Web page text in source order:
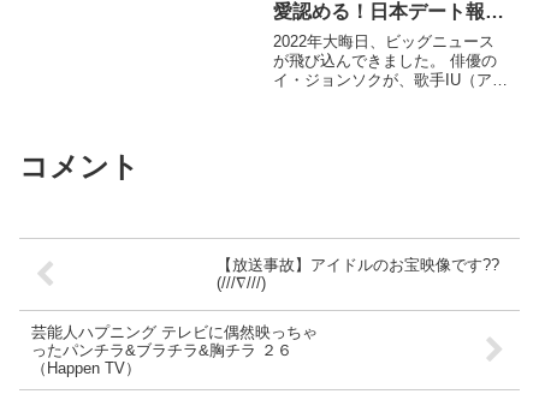
愛認める！日本デート報道
も🌟
2022年大晦日、ビッグニュース
が飛び込んできました。 俳優の
イ・ジョンソクが、歌手IU（アイ
コメント
【放送事故】アイドルのお宝映像です??
(///∇///)
芸能人ハプニング テレビに偶然映っちゃ
ったパンチラ&ブラチラ&胸チラ ２６
（Happen TV）